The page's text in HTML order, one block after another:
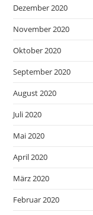
Dezember 2020
November 2020
Oktober 2020
September 2020
August 2020
Juli 2020
Mai 2020
April 2020
März 2020
Februar 2020